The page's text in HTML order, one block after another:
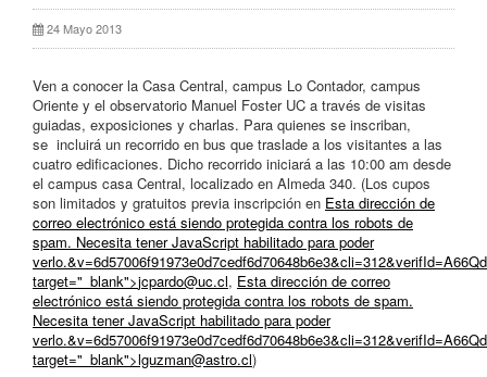
24 Mayo 2013
Ven a conocer la Casa Central, campus Lo Contador, campus
Oriente y el observatorio Manuel Foster UC a través de visitas
guiadas, exposiciones y charlas. Para quienes se inscriban,
se incluirá un recorrido en bus que traslade a los visitantes a las
cuatro edificaciones. Dicho recorrido iniciará a las 10:00 am desde
el campus casa Central, localizado en Almeda 340. (Los cupos
son limitados y gratuitos previa inscripción en Esta dirección de
correo electrónico está siendo protegida contra los robots de
spam. Necesita tener JavaScript habilitado para poder
verlo.
target="_blank">jcpardo@uc.cl, Esta dirección de correo
electrónico está siendo protegida contra los robots de spam.
Necesita tener JavaScript habilitado para poder
verlo.
target="_blank">lguzman@astro.cl)